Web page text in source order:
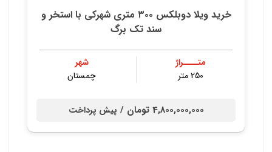
خريد ویلا دوبلکس ۳۰۰ متری شهركي با استخر و
سند تك برگ
متــــراژ
250 متر
شهر
چمستان
4,800,000,000 تومان / پیش پرداخت